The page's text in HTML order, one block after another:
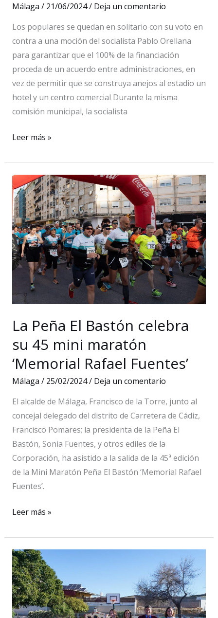
Sol
Málaga / 21/06/2024/ Deja un comentario
Los populares se quedan en solitario con su voto en
contra a una moción del socialista Pablo Orellana
para garantizar que el 100% de la financiación
proceda de un acuerdo entre administraciones, en
vez de permitir que se construya anejos al estadio un
hotel y un centro comercial Durante la misma
comisión municipal, la socialista
El
critica
la
oposición
del
PP
a
“alejar
de
especulación
urbanística
la
remodelación
del
estadio
de
Rosaleda”
Leer más »
La Peña El Bastón celebra
su 45 mini maratón
‘Memorial Rafael Fuentes’
Málaga / 25/02/2024/ Deja un comentario
El alcalde de Málaga, Francisco de la Torre, junto al
concejal delegado del distrito de Carretera de Cádiz,
Francisco Pomares; la presidenta de la Peña El
Bastón, Sonia Fuentes, y otros ediles de la
Corporación, ha asistido a la salida de la 45ª edición
de la Mini Maratón Peña El Bastón ‘Memorial Rafael
Fuentes’.
La
El
Bastón
celebra
su
45
mini
Leer más »